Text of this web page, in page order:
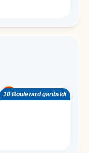
10 Boulevard garibaldi